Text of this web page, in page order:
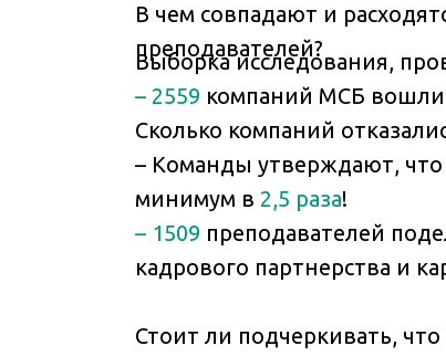
В чем совпадают и
преподавателей?
Выборка исследования,
– 2559 компаний МСБ вошли
Сколько компаний
– Команды утверждают,
минимум в 2,5 раза!
– 1509 преподавателей
кадрового партнерства и
Стоит ли подчеркивать,